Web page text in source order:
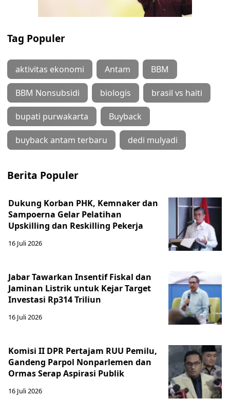
Tag Populer
aktivitas ekonomi Antam BBM
BBM Nonsubsidi biologis brasil vs haiti
bupati purwakarta Buyback
buyback antam terbaru dedi mulyadi
Berita Populer
Dukung Korban PHK, Kemnaker dan
Sampoerna Gelar Pelatihan
Upskilling dan Reskilling Pekerja
16 Juli 2026
Jabar Tawarkan Insentif Fiskal dan
Jaminan Listrik untuk Kejar Target
Investasi Rp314 Triliun
16 Juli 2026
Komisi II DPR Pertajam RUU Pemilu,
Gandeng Parpol Nonparlemen dan
Ormas Serap Aspirasi Publik
16 Juli 2026